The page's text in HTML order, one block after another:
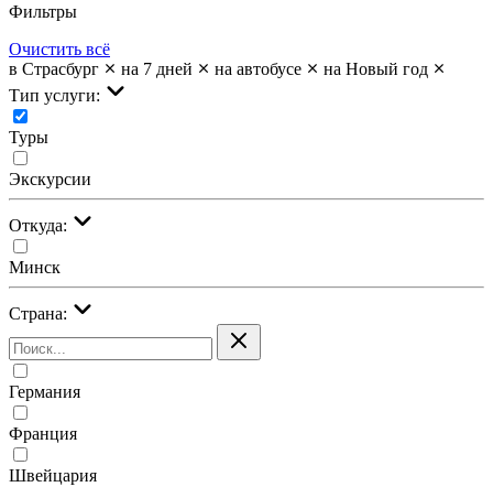
Фильтры
Очистить всё
в Страсбург
на 7 дней на автобусе
на Новый год
Тип услуги:
Туры
Экскурсии
Откуда:
Минск
Страна:
Германия
Франция
Швейцария